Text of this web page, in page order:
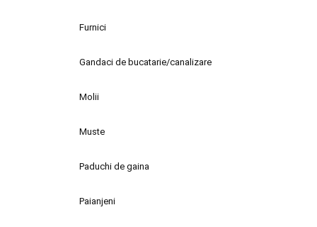
Furnici
Gandaci de bucatarie/canalizare
Molii
Muste
Paduchi de gaina
Paianjeni